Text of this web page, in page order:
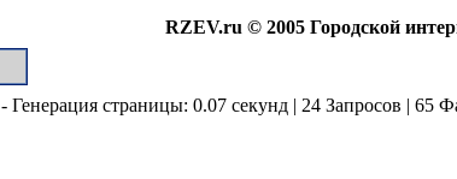
RZEV.ru © 2005 Городской
- Генерация страницы: 0.07 секунд | 24 Запросов |